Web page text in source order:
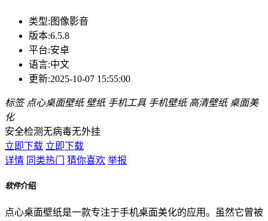
类型: 图像影音
版本:6.5.8
平台:安卓
语言:中文
更新:2025-10-07 15:55:00
标签 点心桌面壁纸 壁纸 手机工具 手机壁纸 高清壁纸 桌面美
化
安全检测无病毒无外挂
立即下载 立即下载
详情 同类热门 猜你喜欢 举报
软件介绍
点心桌面壁纸是一款专注于手机桌面美化的应用。虽然它曾被